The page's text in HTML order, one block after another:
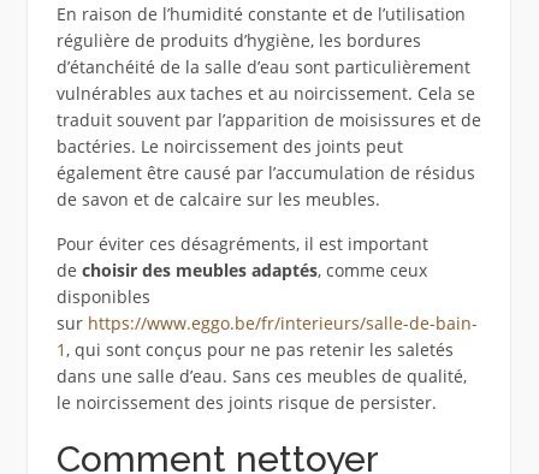
En raison de l’humidité constante et de l’utilisation
régulière de produits d’hygiène, les bordures
d’étanchéité de la salle d’eau sont particulièrement
vulnérables aux taches et au noircissement. Cela se
traduit souvent par l’apparition de moisissures et de
bactéries. Le noircissement des joints peut
également être causé par l’accumulation de résidus
de savon et de calcaire sur les meubles.
Pour éviter ces désagréments, il est important
de choisir des meubles adaptés, comme ceux
disponibles
sur https://www.eggo.be/fr/interieurs/salle-de-bain-
1, qui sont conçus pour ne pas retenir les saletés
dans une salle d’eau. Sans ces meubles de qualité,
le noircissement des joints risque de persister.
Comment nettoyer